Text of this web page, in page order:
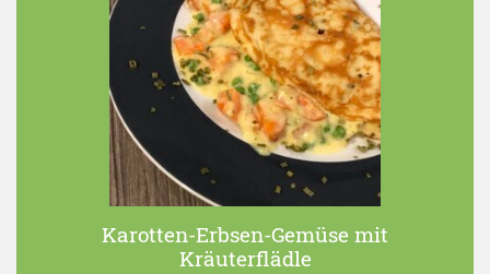
Karotten-Erbsen-Gemüse mit
Kräuterflädle